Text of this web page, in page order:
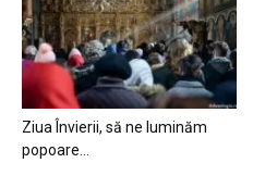
Ziua Învierii, să ne luminăm
popoare…